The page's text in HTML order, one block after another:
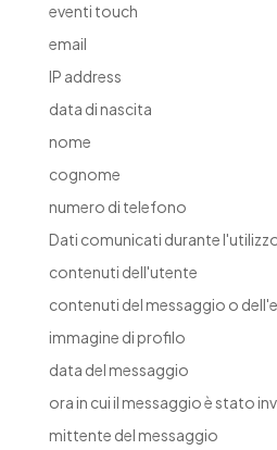
eventi touch
email
IP address
data di nascita
nome
cognome
numero di telefono
Dati comunicati durante
contenuti dell'utente
contenuti del messaggio o
immagine di profilo
data del messaggio
ora in cui il messaggio è stato
mittente del messaggio